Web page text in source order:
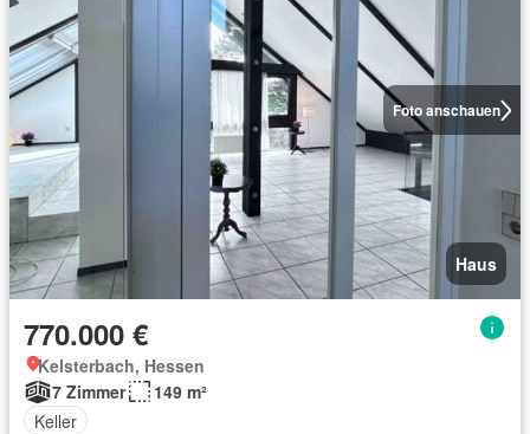
Foto anschauen
Haus
770.000 €
Kelsterbach, Hessen
7 Zimmer
149 m²
Keller